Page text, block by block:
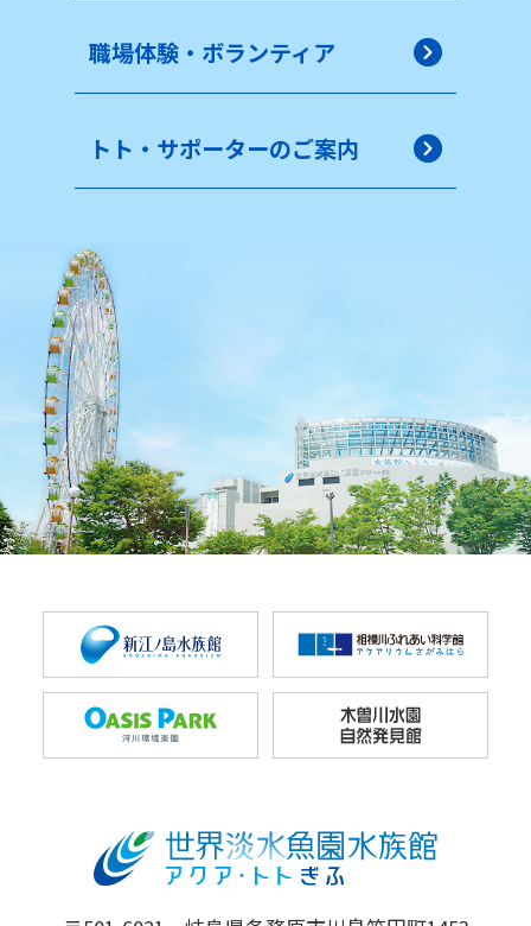
職場体験・ボランティア
トト・サポーターのご案内